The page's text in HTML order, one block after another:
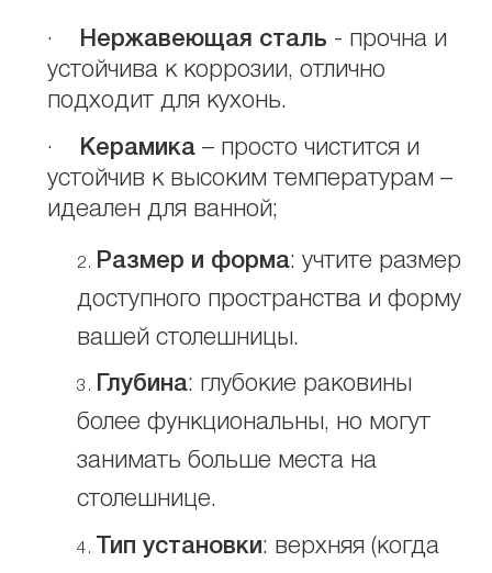
· Нержавеющая сталь - прочна и
устойчива к коррозии, отлично
подходит для кухонь.
· Керамика – просто чистится и
устойчив к высоким температурам –
идеален для ванной;
Размер и форма: учтите размер
доступного пространства и форму
вашей столешницы.
Глубина: глубокие раковины
более функциональны, но могут
занимать больше места на
столешнице.
Тип установки: верхняя (когда